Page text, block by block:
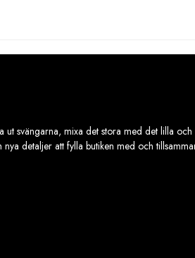
svängarna, mixa det stora med det lilla och
detaljer att fylla butiken med och